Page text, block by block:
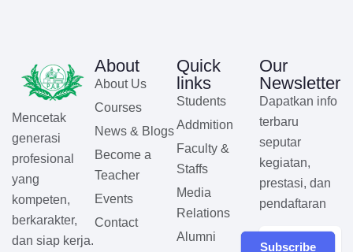
Mencetak
generasi
profesional
yang
kompeten,
berkarakter,
dan siap kerja.
About
About Us
Courses
News & Blogs
Become a
Teacher
Events
Contact
Quick
links
Students
Addmition
Faculty &
Staffs
Media
Relations
Alumni
Our
Newsletter
Dapatkan info
terbaru
seputar
kegiatan,
prestasi, dan
pendaftaran
Subscribe